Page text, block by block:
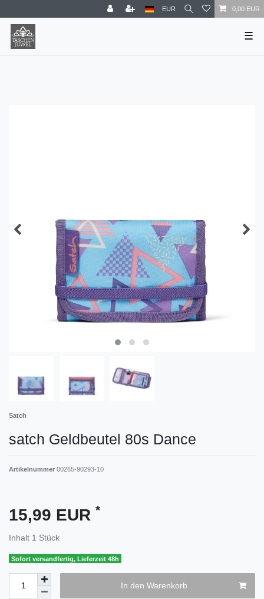
EUR 0,00 EUR
☰
Satch
satch Geldbeutel 80s Dance
Artikelnummer 00265-90293-10
15,99 EUR *
Inhalt 1 Stück
Sofort versandfertig, Lieferzeit 48h
In den Warenkorb